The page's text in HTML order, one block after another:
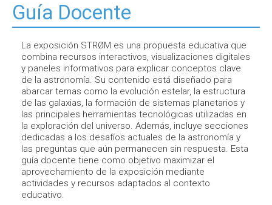
Guía Docente
La exposición STRØM es una propuesta educativa que
combina recursos interactivos, visualizaciones digitales
y paneles informativos para explicar conceptos clave
de la astronomía. Su contenido está diseñado para
abarcar temas como la evolución estelar, la estructura
de las galaxias, la formación de sistemas planetarios y
las principales herramientas tecnológicas utilizadas en
la exploración del universo. Además, incluye secciones
dedicadas a los desafíos actuales de la astronomía y
las preguntas que aún permanecen sin respuesta. Esta
guía docente tiene como objetivo maximizar el
aprovechamiento de la exposición mediante
actividades y recursos adaptados al contexto
educativo.